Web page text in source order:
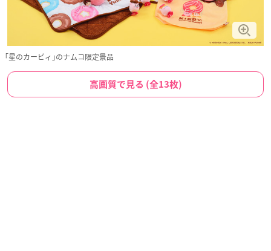
｢星のカービィ｣のナムコ限定景品
高画質で見る (全13枚)